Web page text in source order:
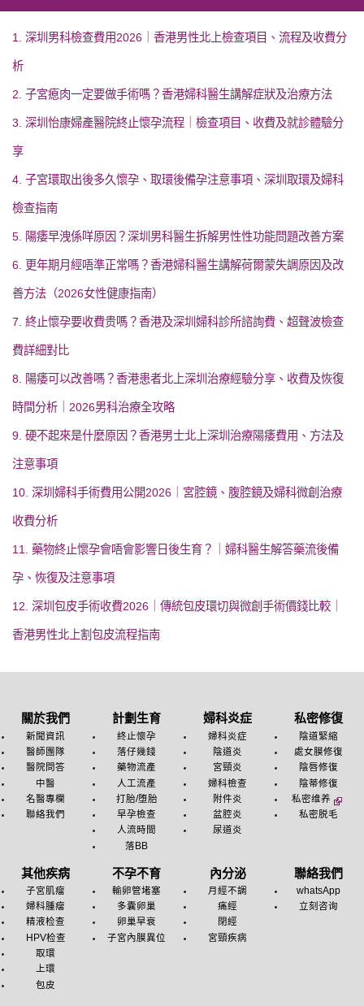
1. 深圳男科檢查費用2026｜香港男性北上檢查項目、流程及收費分
析
2. 子宮瘜肉一定要做手術嗎？香港婦科醫生講解症狀及治療方法
3. 深圳怡康婦產醫院終止懷孕流程｜檢查項目、收費及就診體驗分
享
4. 子宮環取出後多久懷孕、取環後備孕注意事項、深圳取環及婦科
檢查指南
5. 陽痿早洩係咩原因？深圳男科醫生拆解男性性功能問題改善方案
6. 更年期月經唔準正常嗎？香港婦科醫生講解荷爾蒙失調原因及改
善方法（2026女性健康指南）
7. 終止懷孕要收費贵嗎？香港及深圳婦科診所諮詢費、超聲波檢查
費詳細對比
8. 陽痿可以改善嗎？香港患者北上深圳治療經驗分享、收費及恢復
時間分析｜2026男科治療全攻略
9. 硬不起來是什麼原因？香港男士北上深圳治療陽痿費用、方法及
注意事項
10. 深圳婦科手術費用公開2026｜宮腔鏡、腹腔鏡及婦科微創治療
收費分析
11. 藥物終止懷孕會唔會影響日後生育？｜婦科醫生解答藥流後備
孕、恢復及注意事項
12. 深圳包皮手術收費2026｜傳統包皮環切與微創手術價錢比較｜
香港男性北上割包皮流程指南
關於我們
新聞資訊
醫師團隊
醫院問答
中醫
名醫專欄
聯絡我們
計劃生育
終止懷孕
落仔幾錢
藥物流產
人工流產
打胎/堕胎
早孕檢查
人流時間
落BB
婦科炎症
婦科炎症
陰道炎
宮頸炎
婦科檢查
附件炎
盆腔炎
尿道炎
私密修復
陰道緊縮
處女膜修復
陰唇修復
陰蒂修復
私密维养
私密脱毛
其他疾病
子宮肌瘤
婦科腫瘤
精液检查
HPV检查
取環
上環
包皮
不孕不育
輸卵管堵塞
多囊卵巢
卵巢早衰
子宮內膜異位
內分泌
月經不調
痛經
閉經
宮頸疾病
聯絡我們
whatsApp
立刻咨询